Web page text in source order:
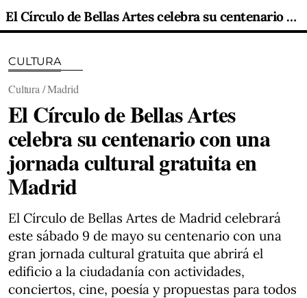
El Círculo de Bellas Artes celebra su centenario con una jornada cultural gratuita en Madrid
CULTURA
Cultura / Madrid
El Círculo de Bellas Artes
celebra su centenario con una
jornada cultural gratuita en
Madrid
El Círculo de Bellas Artes de Madrid celebrará
este sábado 9 de mayo su centenario con una
gran jornada cultural gratuita que abrirá el
edificio a la ciudadanía con actividades,
conciertos, cine, poesía y propuestas para todos